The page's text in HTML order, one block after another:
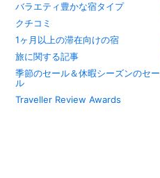
バラエティ豊かな宿タイプ
クチコミ
1ヶ月以上の滞在向けの宿
旅に関する記事
季節のセール＆休暇シーズンのセー
ル
Traveller Review Awards